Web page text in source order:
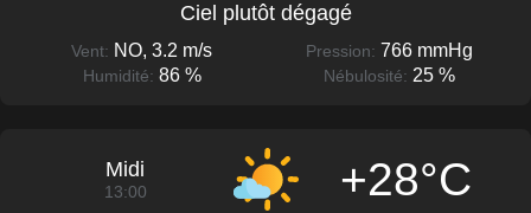
Ciel plutôt dégagé
Vent: NO, 3.2 m/s Pression: 766 mmHg
Humidité: 86 % Nébulosité: 25 %
Midi
13:00 +28°C